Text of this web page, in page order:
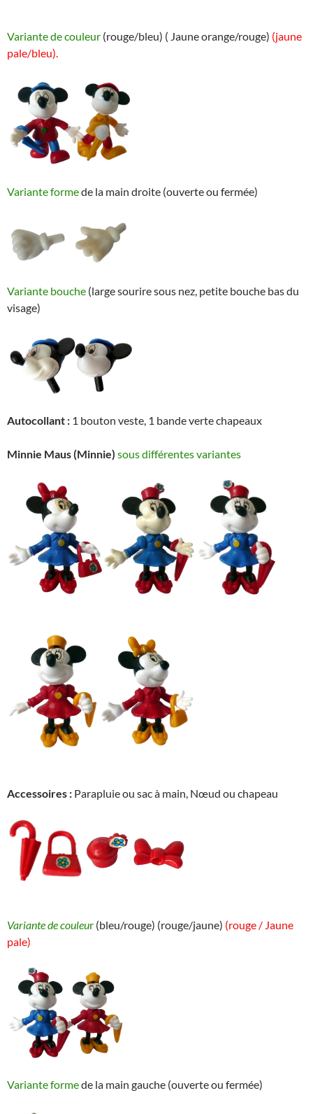
Variante de couleur (rouge/bleu) ( Jaune orange/rouge) (jaune
pale/bleu).
Variante formede la main droite (ouverte ou fermée)
Variante bouche (large sourire sous nez, petite bouche bas du
visage)
Autocollant : 1 bouton veste, 1 bande verte chapeaux
Minnie Maus(Minnie) sous différentes variantes
Accessoires : Parapluie ou sac à main, Nœud ou chapeau
Variante de couleur (bleu/rouge) (rouge/jaune) (rouge / Jaune
pale)
Variante formede la main gauche (ouverte ou fermée)